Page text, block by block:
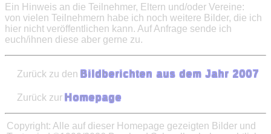
Ein Hinweis an die Teilnehmer, Eltern und/oder Vereine:
von vielen Teilnehmern habe ich noch weitere Bilder, die ich
hier nicht veröffentlichen kann. Auf Anfrage sende ich
euch/ihnen diese aber gerne zu.
Zurück zu den Bildberichten aus dem Jahr 2007
Zurück zur Homepage
Copyright: Alle auf dieser Homepage gezeigten Bilder und